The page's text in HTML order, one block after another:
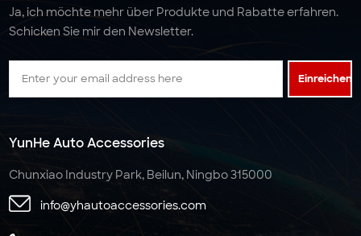
Ja, ich möchte mehr über Produkte und Rabatte erfahren.
Schicken Sie mir den Newsletter.
Einreichen
YunHe Auto Accessories
Chunxiao Industry Park, Beilun, Ningbo 315000
info@yhautoaccessories.com